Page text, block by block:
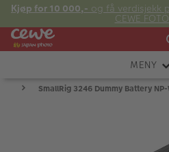
Kjøp for 10 000,- og få verdisjekk
CEWE
Fre:
MENY
KAMERASmallRig 3246 Dummy Battery